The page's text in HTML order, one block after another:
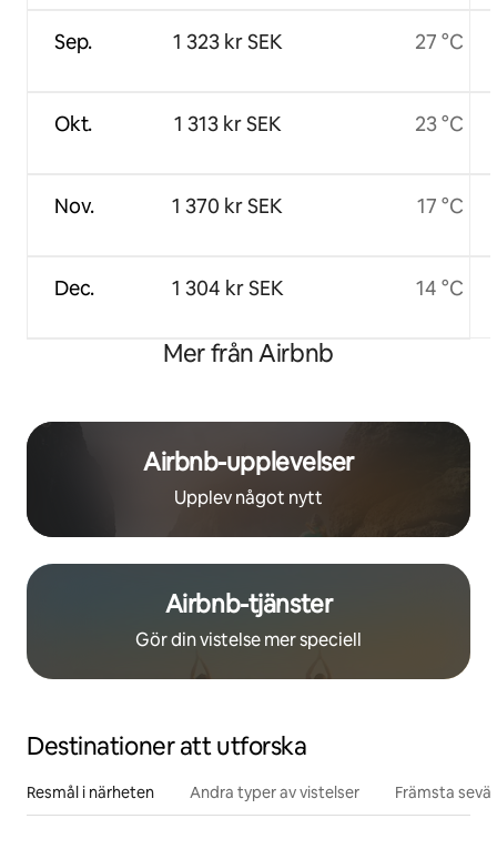
Sep.
Okt.
Nov.
Dec.
1 323 kr SEK
1 313 kr SEK
1 370 kr SEK
1 304 kr SEK
27 °C
23 °C
17 °C
14 °C
Mer från Airbnb
Airbnb-upplevelser
Upplev något nytt
Airbnb-tjänster
Gör din vistelse mer speciell
Destinationer att utforska
Resmål i närheten Andra typer av vistelser Främsta